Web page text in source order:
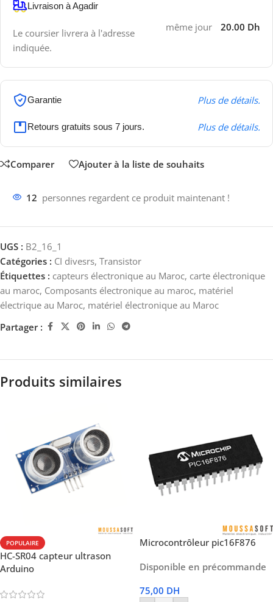
Livraison à Agadir
Le coursier livrera à l'adresse
indiquée.
même jour 20.00 Dh
Garantie Plus de détails.
Retours gratuits sous 7 jours. Plus de détails.
Comparer Ajouter à la liste de souhaits
12 personnes regardent ce produit maintenant !
UGS : B2_16_1
Catégories : CI divesrs, Transistor
Étiquettes : capteurs électronique au Maroc, carte électronique
au maroc, Composants électronique au maroc, matériel
électrique au Maroc, matériel électronique au Maroc
Partager :
Produits similaires
POPULAIRE
HC-SR04 capteur ultrason
Arduino
Microcontrôleur pic16F876
Disponible en précommande
75,00 DH